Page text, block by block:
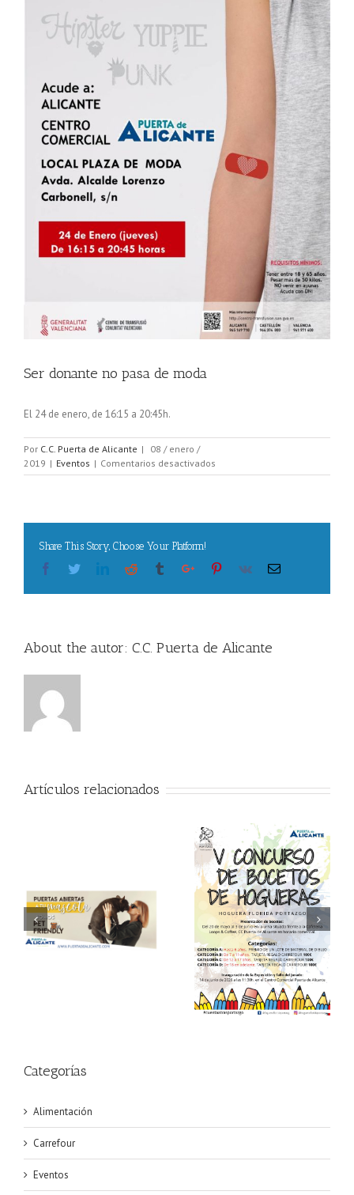
Ser donante no pasa de moda
El 24 de enero, de 16:15 a 20:45h.
Por C.C. Puerta de Alicante |
08 / enero /
2019 | Eventos | Comentarios desactivados
Ser
Share This Story, Choose Your Platform!
FacebookTwitterLinkedinReddit TumblrGoogle+Pinterest
Vk Email
About the autor: C.C. Puerta de Alicante
Artículos relacionados
V Concurso de Bocetos
de Hogueras en Puerta
de Alicante
Semana del Aprendizaje
Digital
Categorías
Alimentación
Carrefour
Eventos